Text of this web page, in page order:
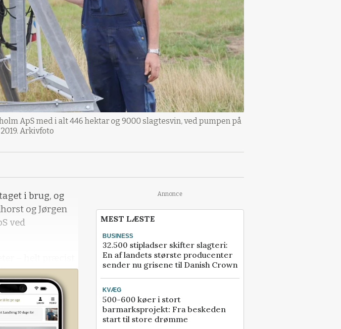
ApS med i alt 446 hektar og 9000 slagtesvin, ved pumpen på
Arkivfoto
i brug, og
og Jørgen
ved
Et
Annonce
MEST LÆSTE
BUSINESS
32.500 stipladser skifter slagteri:
En af landets største producenter
sender nu grisene til Danish Crown
KVÆG
500-600 køer i stort
barmarksprojekt: Fra beskeden
start til store drømme